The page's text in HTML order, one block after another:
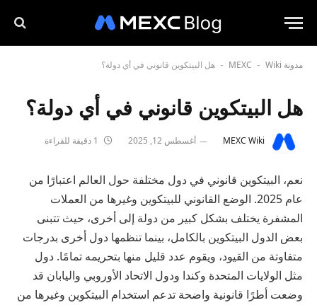
مدونة MEXC - Wiki
- هل البيتكوين قانوني في أي دولة؟
هل البيتكوين قانوني في أي دولة؟
MEXC Wiki أغسطس 12, 2025
نعم، البيتكوين قانوني في دول مختلفة حول العالم اعتبارًا من
عام 2025. الوضع القانوني للبيتكوين وغيرها من العملات
المشفرة يختلف بشكل كبير من دولة إلى أخرى، حيث تتبنى
بعض الدول البيتكوين بالكامل، بينما تنظمها دول أخرى بدرجات
متفاوتة من القيود، ويقوم عدد قليل منها بتحريمه تمامًا. دول
مثل الولايات المتحدة وكندا ودول الاتحاد الأوروبي واليابان قد
وضعت أطرًا قانونية واضحة تدعم استخدام البيتكوين وغيرها من